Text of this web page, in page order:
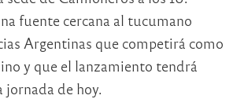
fuente cercana al tucumano
Argentinas que competirá como
y que el lanzamiento tendrá
de hoy.